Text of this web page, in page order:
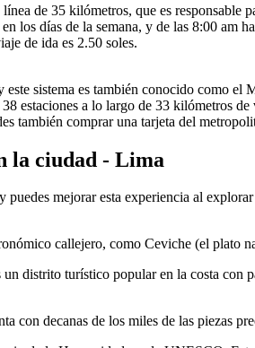
de 35 kilómetros, que es responsable
los días de la semana, y de las 8:00 am
de ida es 2.50 soles.
sistema es también conocido como
estaciones a lo largo de 33 kilómetros
también comprar una tarjeta del
la ciudad - Lima
mejorar esta experiencia al
callejero, como Ceviche (el
distrito turístico popular en la costa con
con decanas de los miles de las piezas